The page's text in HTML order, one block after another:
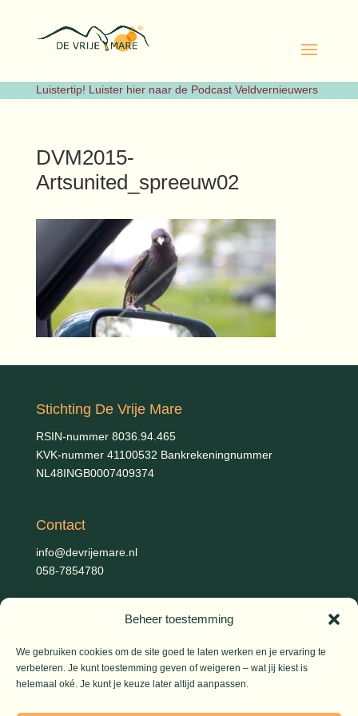
Beheer toestemming
We gebruiken cookies om de site goed te laten werken en je ervaring te
verbeteren. Je kunt toestemming geven of weigeren – wat jij kiest is
helemaal oké. Je kunt je keuze later altijd aanpassen.
Luistertip! Luister hier naar de Podcast Veldvernieuwers
DVM2015-
Artsunited_spreeuw02
Stichting De Vrije Mare
RSIN-nummer 8036.94.465
KVK-nummer 41100532 Bankrekeningnummer
NL48INGB0007409374
Contact
info@devrijemare.nl
058-7854780
Gerold Febis, Johanna Koelman, Ronald de Jong,Aart
Blom (artikelen), Iris Planting (Marieke)